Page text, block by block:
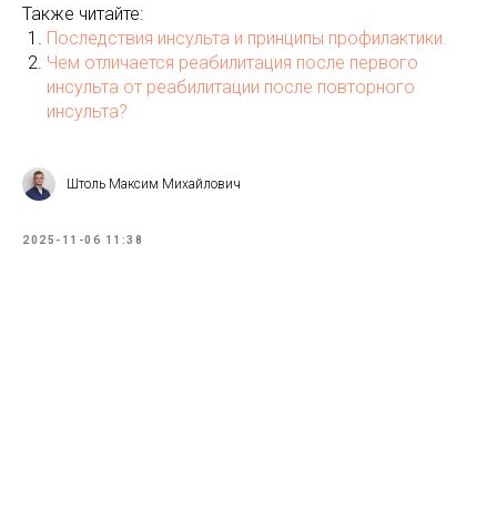
Также читайте:
Последствия инсульта и принципы профилактики.
Чем отличается реабилитация после первого
инсульта от реабилитации после повторного
инсульта?
Штоль Максим Михайлович
2025-11-06 11:38